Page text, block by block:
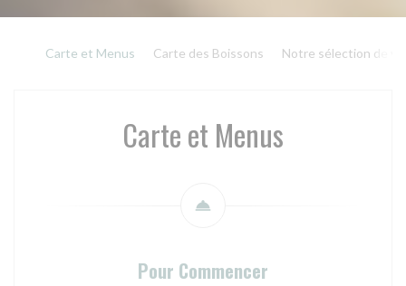
Carte et Menus Carte des Boissons Notre sélection de
Carte et Menus
Pour Commencer